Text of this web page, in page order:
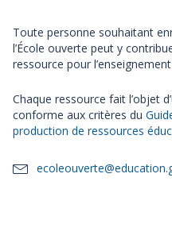
Toute personne souhaitant
l’École ouverte peut y
ressource pour
Chaque ressource fait l’objet
conforme aux critères du
production de ressources